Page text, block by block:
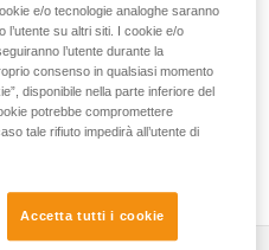
Si ricarica mediante
un indicatore di carica
per le tue attività?
e/o tecnologie analoghe saranno
l’utente su altri siti. I cookie e/o
l’utente durante la
consenso in qualsiasi momento
disponibile nella parte inferiore del
potrebbe compromettere
tale rifiuto impedirà all’utente di
Accetta tutti i cookie